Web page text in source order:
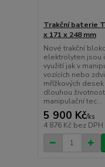
Trakční baterie
x 171 x 248 mm
Nové trakční
elektrolyten jsou
využití jak v
vozících nebo
mřížkových
dlouhou
manipulační tec...
5 900 Kč/ks
4 876 Kč bez DPH